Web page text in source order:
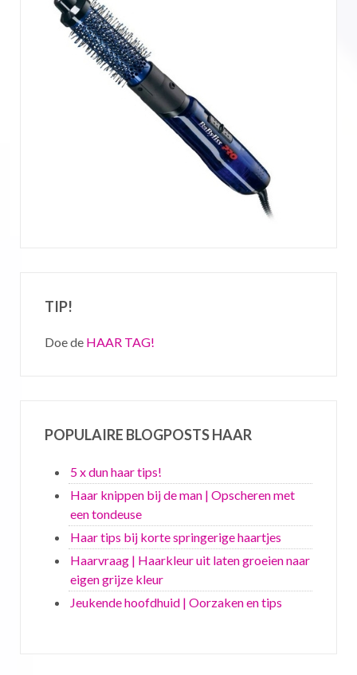
TIP!
Doe de HAAR TAG!
POPULAIRE BLOGPOSTS HAAR
5 x dun haar tips!
Haar knippen bij de man | Opscheren met
een tondeuse
Haar tips bij korte springerige haartjes
Haarvraag | Haarkleur uit laten groeien naar
eigen grijze kleur
Jeukende hoofdhuid | Oorzaken en tips